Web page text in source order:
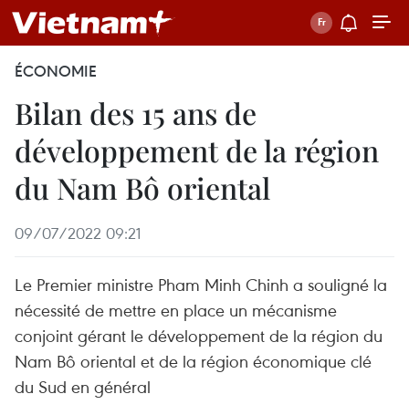
ÉCONOMIE
Bilan des 15 ans de
développement de la région
du Nam Bô oriental
09/07/2022 09:21
Le Premier ministre Pham Minh Chinh a souligné la
nécessité de mettre en place un mécanisme
conjoint gérant le développement de la région du
Nam Bô oriental et de la région économique clé
du Sud en général